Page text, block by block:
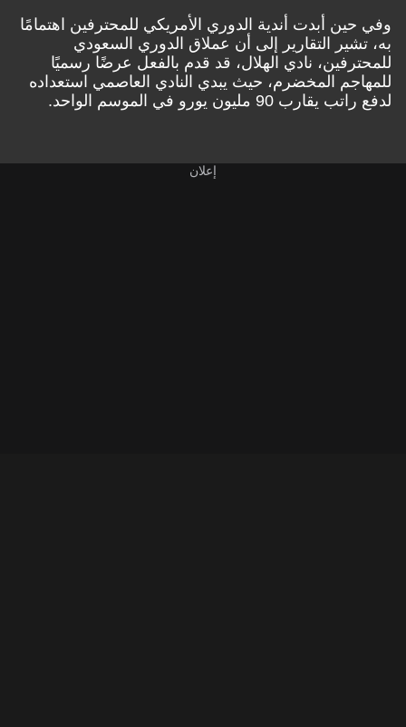
وفي حين أبدت أندية الدوري الأمريكي للمحترفين اهتمامًا
به، تشير التقارير إلى أن عملاق الدوري السعودي
للمحترفين، نادي الهلال، قد قدم بالفعل عرضًا رسميًا
للمهاجم المخضرم، حيث يبدي النادي العاصمي استعداده
لدفع راتب يقارب 90 مليون يورو في الموسم الواحد.